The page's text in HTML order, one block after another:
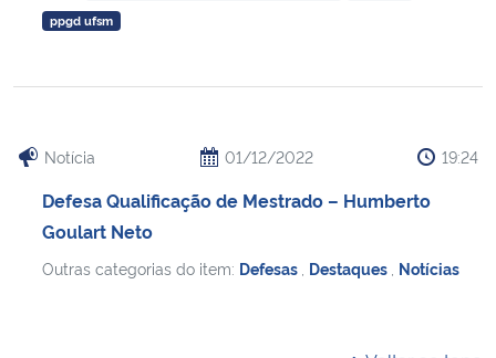
ppgd ufsm
Notícia 01/12/2022 19:24
Defesa Qualificação de Mestrado – Humberto
Goulart Neto
Outras categorias do item: Defesas Destaques Notícias